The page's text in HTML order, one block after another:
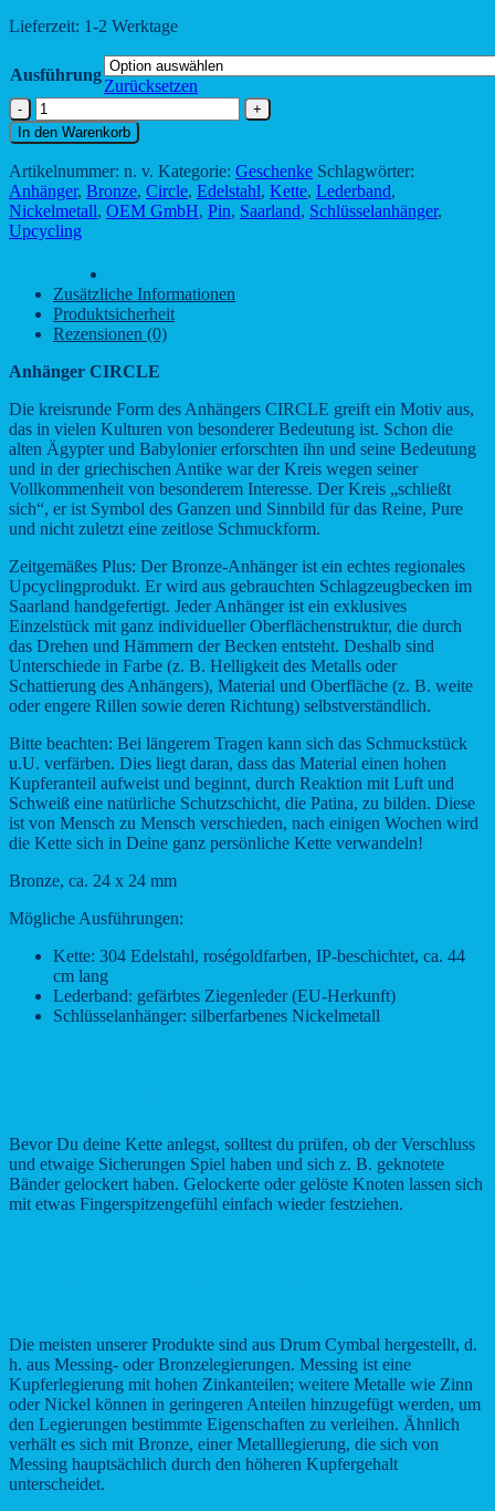
Lieferzeit: 1-2 Werktage
Ausführung
Zurücksetzen
Anhänger
CIRCLE
Menge
In den Warenkorb
Artikelnummer: n. v. Kategorie: Geschenke Schlagwörter:
Anhänger, Bronze, Circle, Edelstahl, Kette, Lederband,
Nickelmetall, OEM GmbH, Pin, Saarland, Schlüsselanhänger,
Upcycling
Zusätzliche Informationen
Produktsicherheit
Rezensionen (0)
Anhänger CIRCLE
Die kreisrunde Form des Anhängers CIRCLE greift ein Motiv aus,
das in vielen Kulturen von besonderer Bedeutung ist. Schon die
alten Ägypter und Babylonier erforschten ihn und seine Bedeutung
und in der griechischen Antike war der Kreis wegen seiner
Vollkommenheit von besonderem Interesse. Der Kreis „schließt
sich“, er ist Symbol des Ganzen und Sinnbild für das Reine, Pure
und nicht zuletzt eine zeitlose Schmuckform.
Zeitgemäßes Plus: Der Bronze-Anhänger ist ein echtes regionales
Upcyclingprodukt. Er wird aus gebrauchten Schlagzeugbecken im
Saarland handgefertigt. Jeder Anhänger ist ein exklusives
Einzelstück mit ganz individueller Oberflächenstruktur, die durch
das Drehen und Hämmern der Becken entsteht. Deshalb sind
Unterschiede in Farbe (z. B. Helligkeit des Metalls oder
Schattierung des Anhängers), Material und Oberfläche (z. B. weite
oder engere Rillen sowie deren Richtung) selbstverständlich.
Bitte beachten: Bei längerem Tragen kann sich das Schmuckstück
u.U. verfärben. Dies liegt daran, dass das Material einen hohen
Kupferanteil aufweist und beginnt, durch Reaktion mit Luft und
Schweiß eine natürliche Schutzschicht, die Patina, zu bilden. Diese
ist von Mensch zu Mensch verschieden, nach einigen Wochen wird
die Kette sich in Deine ganz persönliche Kette verwandeln!
Bronze, ca. 24 x 24 mm
Mögliche Ausführungen:
Kette: 304 Edelstahl, roségoldfarben, IP-beschichtet, ca. 44
cm lang
Lederband: gefärbtes Ziegenleder (EU-Herkunft)
Schlüsselanhänger: silberfarbenes Nickelmetall
Bevor Du deine Kette anlegst, solltest du prüfen, ob der Verschluss
und etwaige Sicherungen Spiel haben und sich z. B. geknotete
Bänder gelockert haben. Gelockerte oder gelöste Knoten lassen sich
mit etwas Fingerspitzengefühl einfach wieder festziehen.
Die meisten unserer Produkte sind aus Drum Cymbal hergestellt, d.
h. aus Messing- oder Bronzelegierungen. Messing ist eine
Kupferlegierung mit hohen Zinkanteilen; weitere Metalle wie Zinn
oder Nickel können in geringeren Anteilen hinzugefügt werden, um
den Legierungen bestimmte Eigenschaften zu verleihen. Ähnlich
verhält es sich mit Bronze, einer Metalllegierung, die sich von
Messing hauptsächlich durch den höheren Kupfergehalt
unterscheidet.